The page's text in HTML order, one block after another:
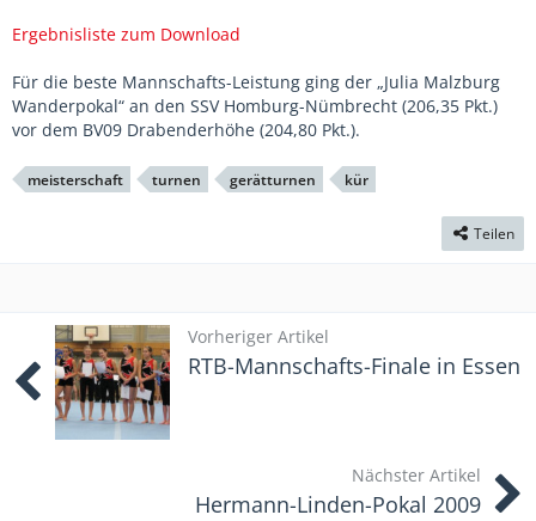
Ergebnisliste zum Download
Für die beste Mannschafts-Leistung ging der „Julia Malzburg
Wanderpokal“ an den SSV Homburg-Nümbrecht (206,35 Pkt.)
vor dem BV09 Drabenderhöhe (204,80 Pkt.).
meisterschaft turnen gerätturnen kür
Teilen
Vorheriger Artikel
RTB-Mannschafts-Finale in Essen
Nächster Artikel
Hermann-Linden-Pokal 2009